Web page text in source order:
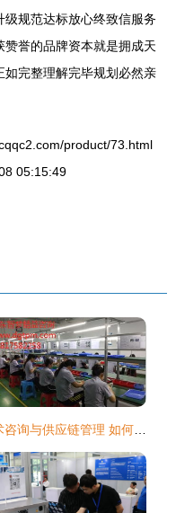
规范达标放心终致信服务
誉的品牌资本就是拥成天
完整理解完毕规划必然亲
product/73.html
05:15:49